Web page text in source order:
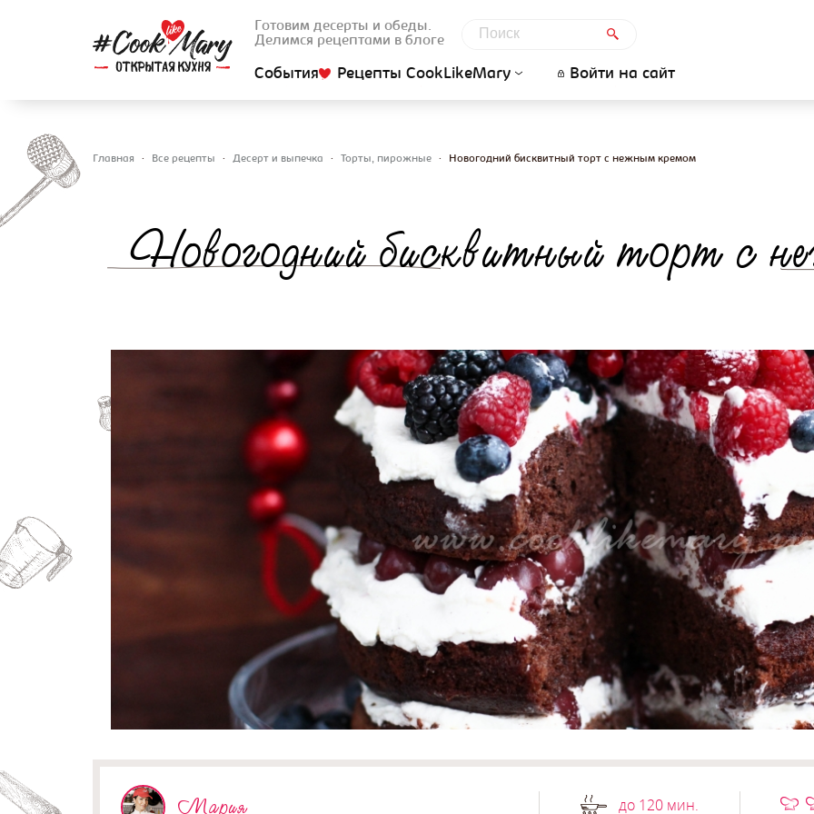
Готовим десерты и обеды.
Делимся рецептами в блоге
События Рецепты CookLikeMary Войти на сайт
Главная • Все рецепты • Десерт и выпечка • Торты, пирожные • Новогодний бисквитный торт с нежным кремом
Новогодний бисквитный торт с
Мария до 120 мин.